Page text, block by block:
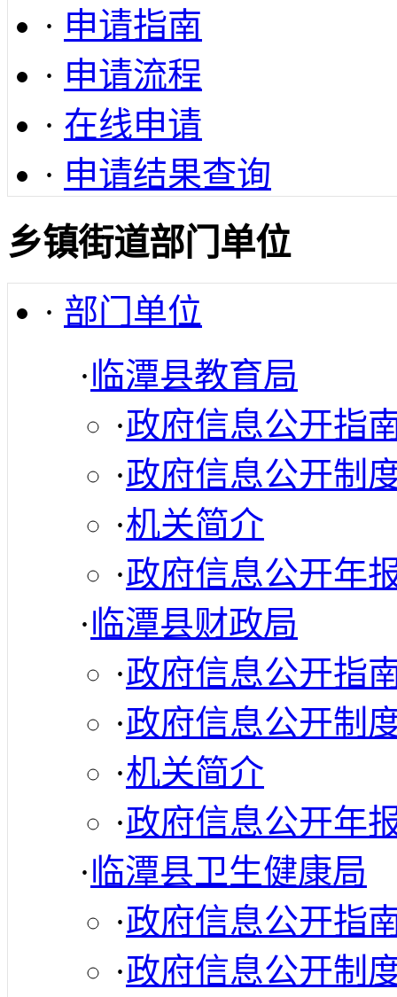
· 申请指南
· 申请流程
· 在线申请
· 申请结果查询
乡镇街道部门单位
· 部门单位
·临潭县教育局
·政府信息公开指
·政府信息公开制
·机关简介
·政府信息公开年
·临潭县财政局
·政府信息公开指
·政府信息公开制
·机关简介
·政府信息公开年
·临潭县卫生健康局
·政府信息公开指
·政府信息公开制